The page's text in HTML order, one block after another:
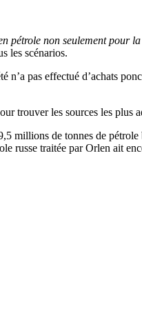
non seulement pour
les scénarios.
pas effectué d’achats
trouver les sources les plus
de tonnes de pétrole
russe traitée par Orlen ait